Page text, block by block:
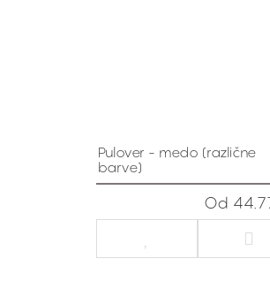
Pulover - medo (različne
barve)
Od